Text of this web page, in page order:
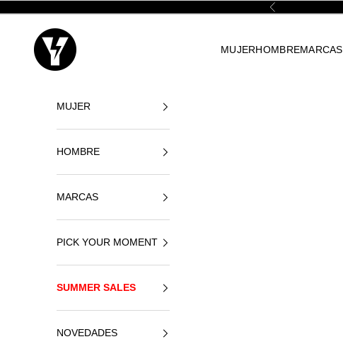
Anterior
Yellowshop
MUJERHOMBREMARCAS
MUJER
HOMBRE
MARCAS
PICK YOUR MOMENT
SUMMER SALES
NOVEDADES